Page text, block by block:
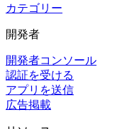
カテゴリー
開発者
開発者コンソール
認証を受ける
アプリを送信
広告掲載